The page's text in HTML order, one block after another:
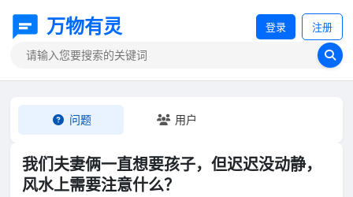
万物有灵 登录 注册
问题 用户
我们夫妻俩一直想要孩子，但迟迟没动静，
风水上需要注意什么？